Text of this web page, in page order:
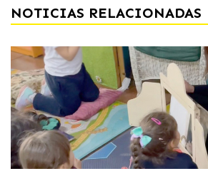
NOTICIAS RELACIONADAS